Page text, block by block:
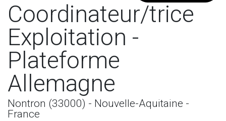
Coordinateur/trice
Exploitation -
Plateforme
Allemagne
Nontron (33000) - Nouvelle-Aquitaine -
France